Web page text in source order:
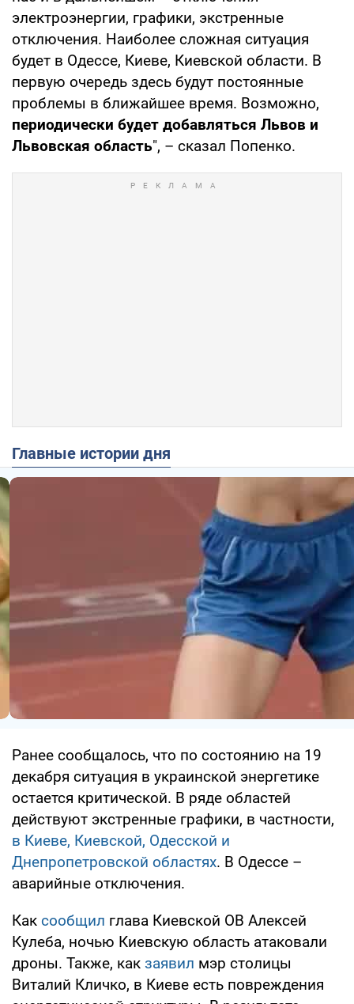
электроэнергии, графики, экстренные
отключения. Наиболее сложная ситуация
будет в Одессе, Киеве, Киевской области. В
первую очередь здесь будут постоянные
проблемы в ближайшее время. Возможно,
периодически будет добавляться Львов и
Львовская область", – сказал Попенко.
Главные истории дня
Ранее сообщалось, что по состоянию на 19
декабря ситуация в украинской энергетике
остается критической. В ряде областей
действуют экстренные графики, в частности,
в Киеве, Киевской, Одесской и
Днепропетровской областях. В Одессе –
аварийные отключения.
Как сообщил глава Киевской ОВ Алексей
Кулеба, ночью Киевскую область атаковали
дроны. Также, как заявил мэр столицы
Виталий Кличко, в Киеве есть повреждения